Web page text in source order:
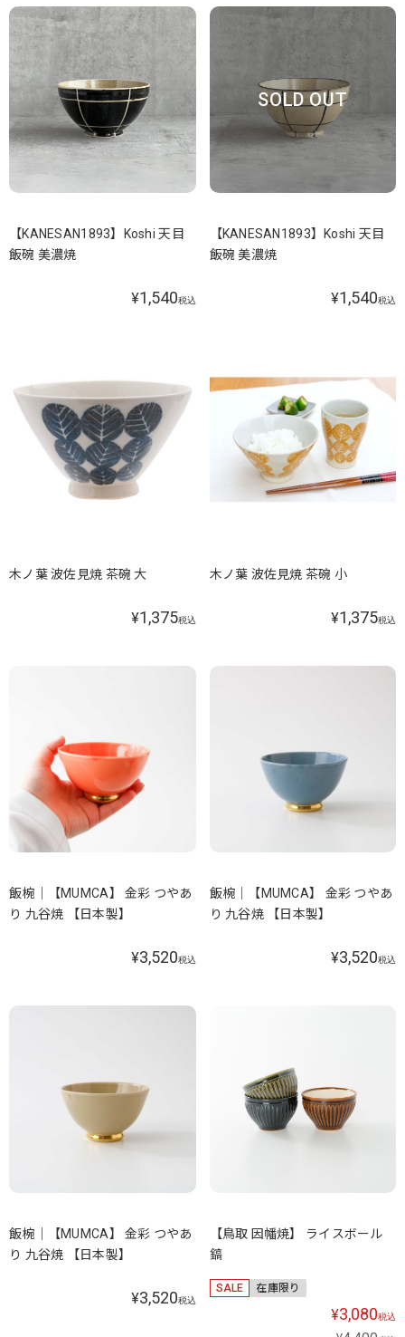
【KANESAN1893】Koshi 天目
飯碗 美濃焼
¥1,540税込
SOLD OUT
【KANESAN1893】Koshi 天目
飯碗 美濃焼
¥1,540税込
木ノ葉 波佐見焼 茶碗 大
¥1,375税込
木ノ葉 波佐見焼 茶碗 小
¥1,375税込
飯椀｜【MUMCA】 金彩 つやあ
り 九谷焼 【日本製】
¥3,520税込
飯椀｜【MUMCA】 金彩 つやあ
り 九谷焼 【日本製】
¥3,520税込
飯椀｜【MUMCA】 金彩 つやあ
り 九谷焼 【日本製】
¥3,520税込
【鳥取 因幡焼】 ライスボール
鎬
SALE 在庫限り
¥3,080税込